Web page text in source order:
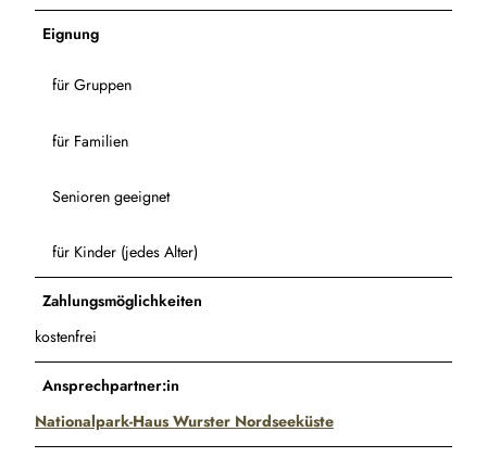
Eignung
für Gruppen
für Familien
Senioren geeignet
für Kinder (jedes Alter)
Zahlungsmöglichkeiten
kostenfrei
Ansprechpartner:in
Nationalpark-Haus Wurster Nordseeküste